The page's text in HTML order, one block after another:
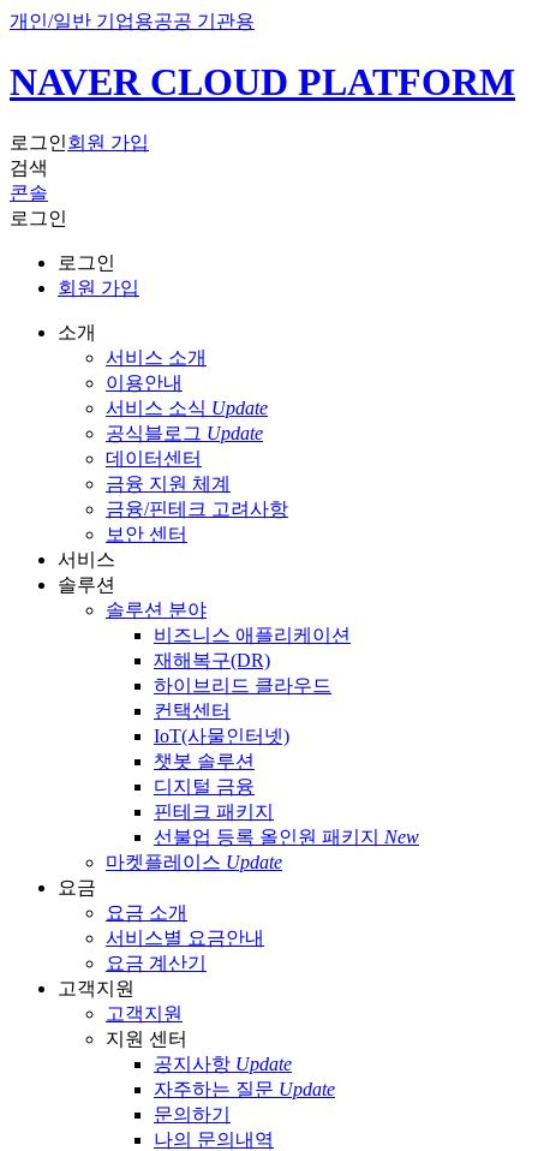
개인/일반 기업용공공 기관용
NAVER CLOUD PLATFORM
로그인회원 가입
검색
콘솔
로그인
로그인
회원 가입
소개
서비스 소개
이용안내
서비스 소식 Update
공식블로그 Update
데이터센터
금융 지원 체계
금융/핀테크 고려사항
보안 센터
서비스
솔루션
솔루션 분야
비즈니스 애플리케이션
재해복구(DR)
하이브리드 클라우드
컨택센터
IoT(사물인터넷)
챗봇 솔루션
디지털 금융
핀테크 패키지
선불업 등록 올인원 패키지 New
마켓플레이스 Update
요금
요금 소개
서비스별 요금안내
요금 계산기
고객지원
고객지원
지원 센터
공지사항 Update
자주하는 질문 Update
문의하기
나의 문의내역